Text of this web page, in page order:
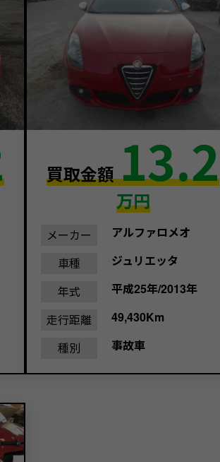
買取金額13.2
万円
メーカー
アルファロメオ
車種
ジュリエッタ
年式
平成25年/2013年
走行距離
49,430Km
種別
事故車